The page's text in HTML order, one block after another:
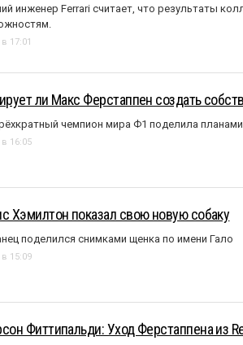
инженер Ferrari считает, что результаты
17:01
ли Макс Ферстаппен создать
чемпион мира Ф1 поделила планами
16:05
Хэмилтон показал свою новую собаку
поделился снимками щенка по имени Гало
15:09
Фиттипальди: Уход Ферстаппена из